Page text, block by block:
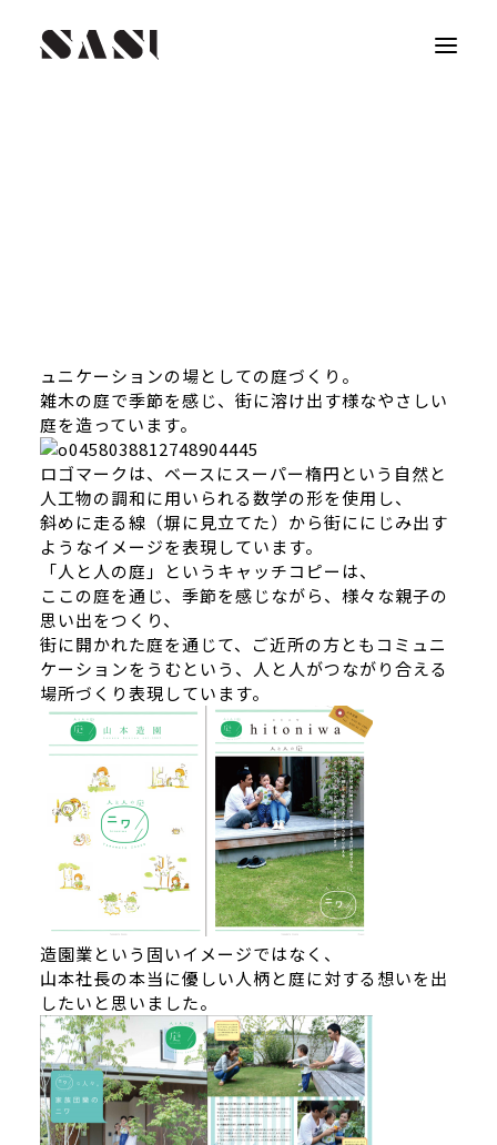
ュニケーションの場としての庭づくり。
雑木の庭で季節を感じ、街に溶け出す様なやさしい
庭を造っています。
ロゴマークは、ベースにスーパー楕円という自然と
人工物の調和に用いられる数学の形を使用し、
斜めに走る線（塀に見立てた）から街ににじみ出す
ようなイメージを表現しています。
「人と人の庭」というキャッチコピーは、
ここの庭を通じ、季節を感じながら、様々な親子の
思い出をつくり、
街に開かれた庭を通じて、ご近所の方ともコミュニ
ケーションをうむという、人と人がつながり合える
場所づくり表現しています。
造園業という固いイメージではなく、
山本社長の本当に優しい人柄と庭に対する想いを出
したいと思いました。